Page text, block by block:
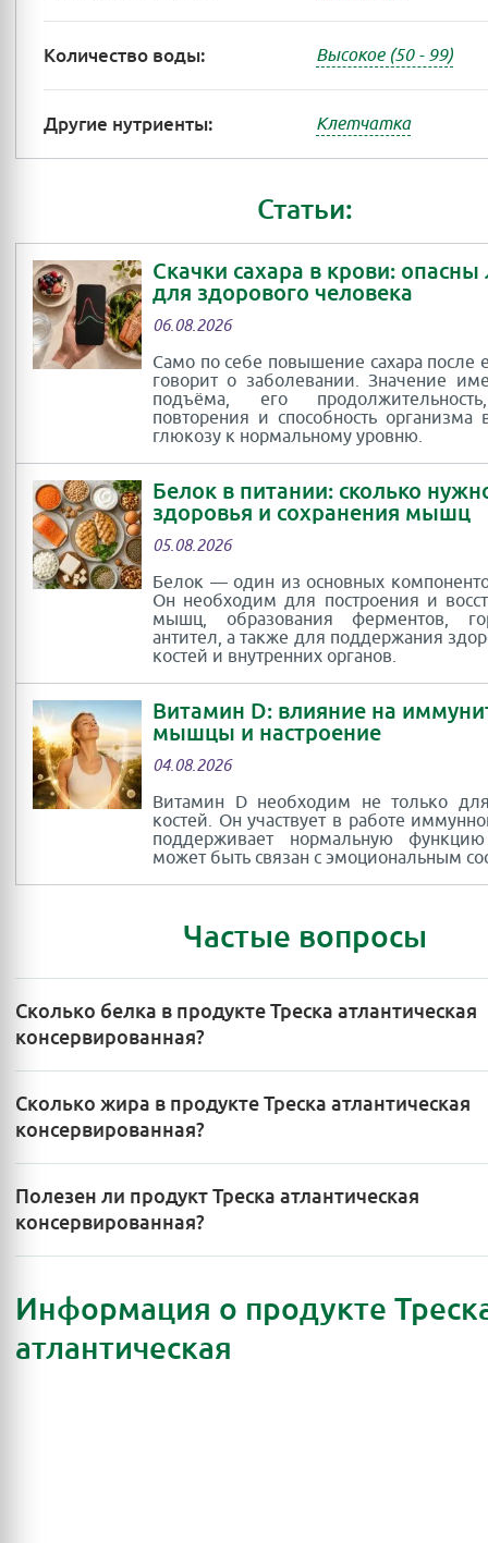
Количество воды: Высокое (50 - 99)
Другие нутриенты: Клетчатка
Статьи:
Скачки сахара в крови: опасны
для здорового человека
06.08.2026
Само по себе повышение сахара после
говорит о заболевании. Значение
подъёма, его
повторения и способность организма
глюкозу к нормальному уровню.
Белок в питании: сколько
здоровья и сохранения мышц
05.08.2026
Белок — один из основных
Он необходим для построения и
мышц, образования ферментов,
антител, а также для поддержания
костей и внутренних органов.
Витамин D: влияние на
мышцы и настроение
04.08.2026
Витамин D необходим не только
костей. Он участвует в работе
поддерживает нормальную
может быть связан с эмоциональным
Частые вопросы
Сколько белка в продукте Треска атлантическая
консервированная?
Сколько жира в продукте Треска атлантическая
консервированная?
Полезен ли продукт Треска атлантическая
консервированная?
Информация о продукте
атлантическая